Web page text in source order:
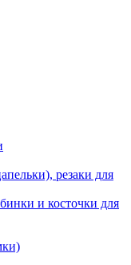
резаки для
и косточки для